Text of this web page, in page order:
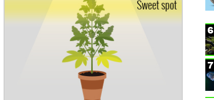
6
7